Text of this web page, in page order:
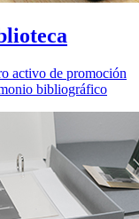
activo de promoción
bibliográfico